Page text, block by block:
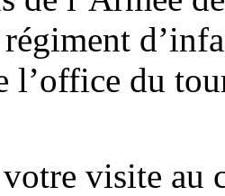
l’office du
visite au